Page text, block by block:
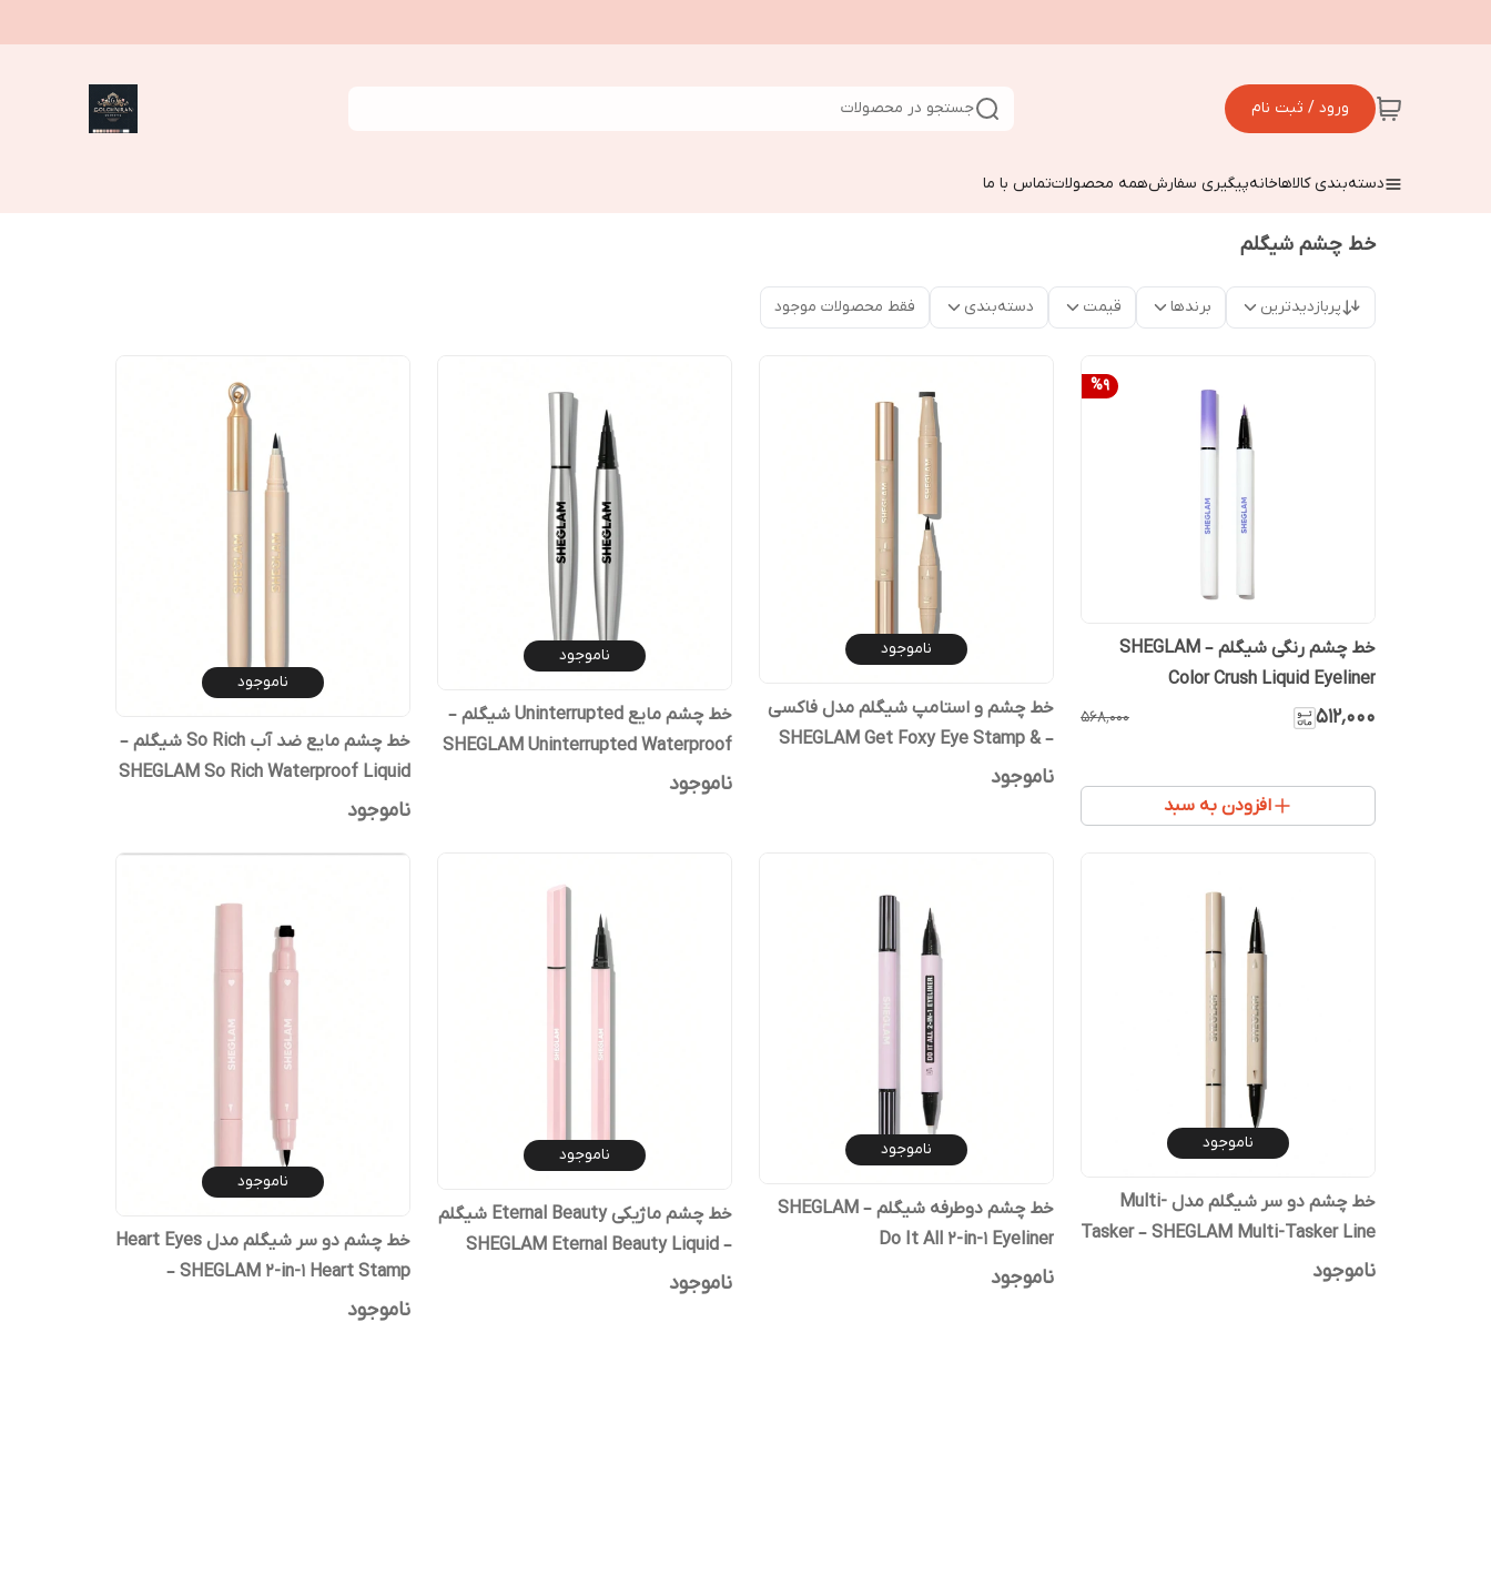
ورود / ثبت نام جستجو در محصولات
دسته‌بندی کالاهاخانهپیگیری سفارشهمه محصولاتتماس با ما
خط چشم شیگلم
پربازدیدترین برندها قیمت دسته‌بندی فقط محصولات موجود
%9
خط چشم رنگی شیگلم – SHEGLAM
Color Crush Liquid Eyeliner
۵۱۲٬۰۰۰ ۵۶۸٬۰۰۰
افزودن به سبد
ناموجود
خط چشم و استامپ شیگلم مدل فاکسی
– SHEGLAM Get Foxy Eye Stamp &
Liner Pen 3-in-1
ناموجود
ناموجود
خط چشم مایع Uninterrupted شیگلم –
SHEGLAM Uninterrupted Waterproof
Liquid Eyeliner
ناموجود
ناموجود
خط چشم مایع ضد آب So Rich شیگلم –
SHEGLAM So Rich Waterproof Liquid
Eyeliner
ناموجود
ناموجود
خط چشم دو سر شیگلم مدل Multi-
Tasker – SHEGLAM Multi-Tasker Line
& Detail Eyeliner
ناموجود
ناموجود
خط چشم دوطرفه شیگلم – SHEGLAM
Do It All 2-in-1 Eyeliner
ناموجود
ناموجود
خط چشم ماژیکی Eternal Beauty شیگلم
– SHEGLAM Eternal Beauty Liquid
Eyeliner
ناموجود
ناموجود
خط چشم دو سر شیگلم مدل Heart Eyes
– SHEGLAM 2-in-1 Heart Stamp
Eyeliner
ناموجود